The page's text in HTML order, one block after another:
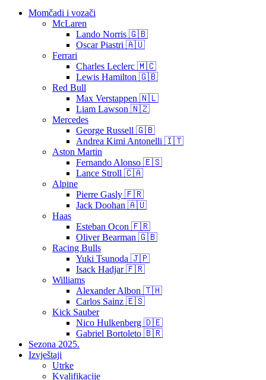
Momčadi i vozači
McLaren
Lando Norris 🇬🇧
Oscar Piastri 🇦🇺
Ferrari
Charles Leclerc 🇲🇨
Lewis Hamilton 🇬🇧
Red Bull
Max Verstappen 🇳🇱
Liam Lawson 🇳🇿
Mercedes
George Russell 🇬🇧
Andrea Kimi Antonelli 🇮🇹
Aston Martin
Fernando Alonso 🇪🇸
Lance Stroll 🇨🇦
Alpine
Pierre Gasly 🇫🇷
Jack Doohan 🇦🇺
Haas
Esteban Ocon 🇫🇷
Oliver Bearman 🇬🇧
Racing Bulls
Yuki Tsunoda 🇯🇵
Isack Hadjar 🇫🇷
Williams
Alexander Albon 🇹🇭
Carlos Sainz 🇪🇸
Kick Sauber
Nico Hulkenberg 🇩🇪
Gabriel Bortoleto 🇧🇷
Sezona 2025.
Izvještaji
Utrke
Kvalifikacije